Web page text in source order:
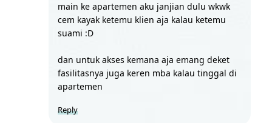
main ke apartemen aku janjian dulu wkwk
cem kayak ketemu klien aja kalau ketemu
suami :D
dan untuk akses kemana aja emang deket
fasilitasnya juga keren mba kalau tinggal di
apartemen
Reply